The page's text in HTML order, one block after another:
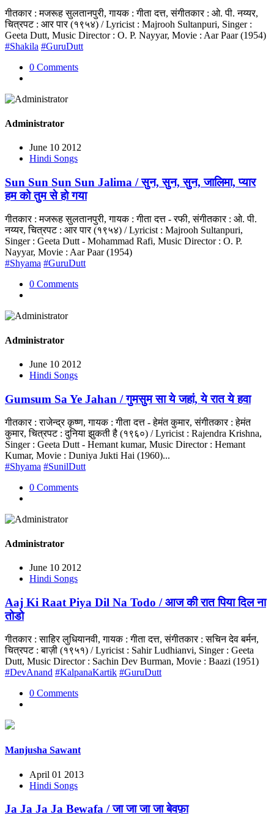
गीतकार : मजरूह सुलतानपुरी, गायक : गीता दत्त, संगीतकार : ओ. पी. नय्यर,
चित्रपट : आर पार (१९५४) / Lyricist : Majrooh Sultanpuri, Singer :
Geeta Dutt, Music Director : O. P. Nayyar, Movie : Aar Paar (1954)
#Shakila #GuruDutt
0 Comments
Administrator
June 10 2012
Hindi Songs
Sun Sun Sun Sun Jalima / सुन, सुन, सुन, जालिमा, प्यार
हम को तुम से हो गया
गीतकार : मजरूह सुलतानपुरी, गायक : गीता दत्त - रफी, संगीतकार : ओ. पी.
नय्यर, चित्रपट : आर पार (१९५४) / Lyricist : Majrooh Sultanpuri,
Singer : Geeta Dutt - Mohammad Rafi, Music Director : O. P.
Nayyar, Movie : Aar Paar (1954)
#Shyama #GuruDutt
0 Comments
Administrator
June 10 2012
Hindi Songs
Gumsum Sa Ye Jahan / गुमसुम सा ये जहां, ये रात ये हवा
गीतकार : राजेन्द्र कृष्ण, गायक : गीता दत्त - हेमंत कुमार, संगीतकार : हेमंत
कुमार, चित्रपट : दुनिया झुकती है (१९६०) / Lyricist : Rajendra Krishna,
Singer : Geeta Dutt - Hemant kumar, Music Director : Hemant
Kumar, Movie : Duniya Jukti Hai (1960)...
#Shyama #SunilDutt
0 Comments
Administrator
June 10 2012
Hindi Songs
Aaj Ki Raat Piya Dil Na Todo / आज की रात पिया दिल ना
तोडो
गीतकार : साहिर लुधियानवी, गायक : गीता दत्त, संगीतकार : सचिन देव बर्मन,
चित्रपट : बाज़ी (१९५१) / Lyricist : Sahir Ludhianvi, Singer : Geeta
Dutt, Music Director : Sachin Dev Burman, Movie : Baazi (1951)
#DevAnand #KalpanaKartik #GuruDutt
0 Comments
Manjusha Sawant
April 01 2013
Hindi Songs
Ja Ja Ja Ja Bewafa / जा जा जा जा बेवफ़ा